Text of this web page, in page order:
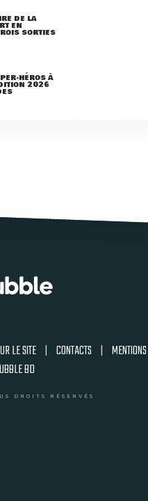
DE LA
EN
SORTIES
HÉROS À
2026
LE SITE | CONTACTS | MENTIONS
BD
DROITS RÉSERVÉS